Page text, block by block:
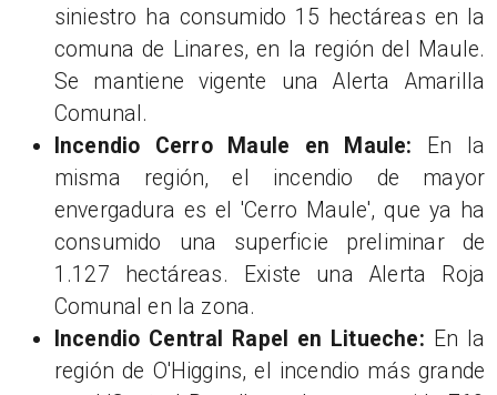
siniestro ha consumido 15 hectáreas en la
comuna de Linares, en la región del Maule.
Se mantiene vigente una Alerta Amarilla
Comunal.
Incendio Cerro Maule en Maule: En la
misma región, el incendio de mayor
envergadura es el 'Cerro Maule', que ya ha
consumido una superficie preliminar de
1.127 hectáreas. Existe una Alerta Roja
Comunal en la zona.
Incendio Central Rapel en Litueche: En la
región de O'Higgins, el incendio más grande